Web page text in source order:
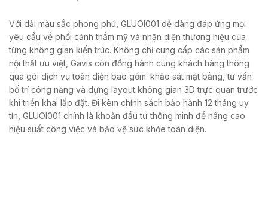
Với dải màu sắc phong phú, GLUOI001 dễ dàng đáp ứng mọi
yêu cầu về phối cảnh thẩm mỹ và nhận diện thương hiệu của
từng không gian kiến trúc. Không chỉ cung cấp các sản phẩm
nội thất ưu việt, Gavis còn đồng hành cùng khách hàng thông
qua gói dịch vụ toàn diện bao gồm: khảo sát mặt bằng, tư vấn
bố trí công năng và dựng layout không gian 3D trực quan trước
khi triển khai lắp đặt. Đi kèm chính sách bảo hành 12 tháng uy
tín, GLUOI001 chính là khoản đầu tư thông minh để nâng cao
hiệu suất công việc và bảo vệ sức khỏe toàn diện.